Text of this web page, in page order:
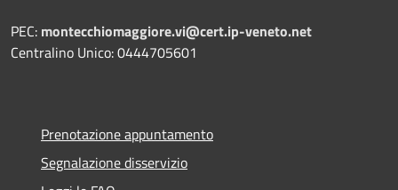
PEC: montecchiomaggiore.vi@cert.ip-veneto.net
Centralino Unico: 0444705601
Prenotazione appuntamento
Segnalazione disservizio